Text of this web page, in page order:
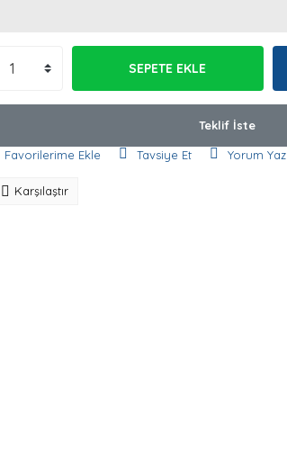
SEPETE EKLE
Teklif İste
Tavsiye Et Yorum Yaz
Karşılaştır